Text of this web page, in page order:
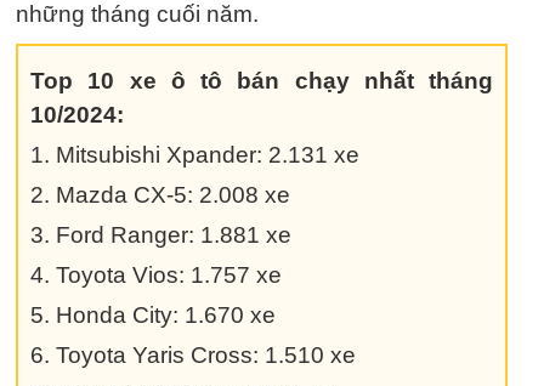
những tháng cuối năm.
Top 10 xe ô tô bán chạy nhất tháng
10/2024:
1. Mitsubishi Xpander: 2.131 xe
2. Mazda CX-5: 2.008 xe
3. Ford Ranger: 1.881 xe
4. Toyota Vios: 1.757 xe
5. Honda City: 1.670 xe
6. Toyota Yaris Cross: 1.510 xe